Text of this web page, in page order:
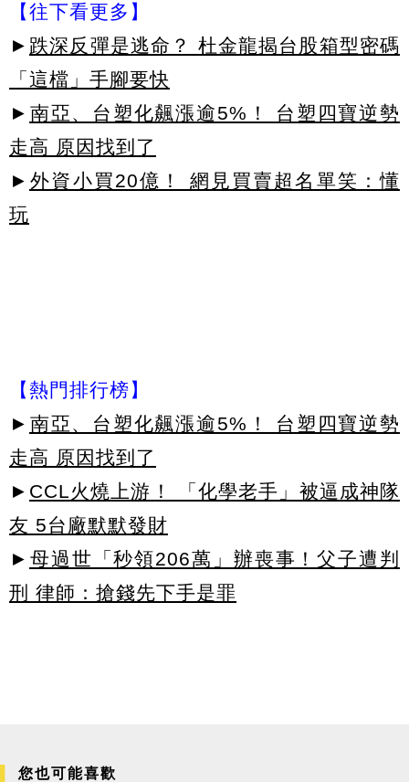
【往下看更多】
► 跌深反彈是逃命？ 杜金龍揭台股箱型密碼
「這檔」手腳要快
► 南亞、台塑化飆漲逾5%！ 台塑四寶逆勢
走高 原因找到了
► 外資小買20億！ 網見買賣超名單笑：懂
玩
【熱門排行榜】
► 南亞、台塑化飆漲逾5%！ 台塑四寶逆勢
走高 原因找到了
► CCL火燒上游！ 「化學老手」被逼成神隊
友 5台廠默默發財
► 母過世「秒領206萬」辦喪事！父子遭判
刑 律師：搶錢先下手是罪
您也可能喜歡